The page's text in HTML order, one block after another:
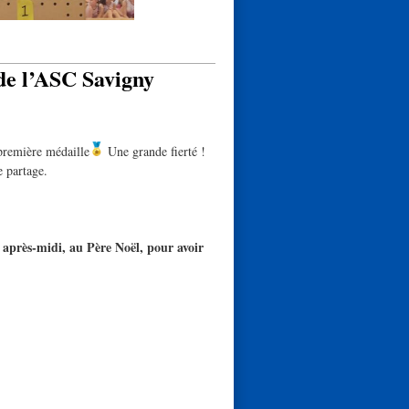
l’ASC Savigny
médaille
Une grande fierté !
partage.
midi, au Père Noël, pour avoir